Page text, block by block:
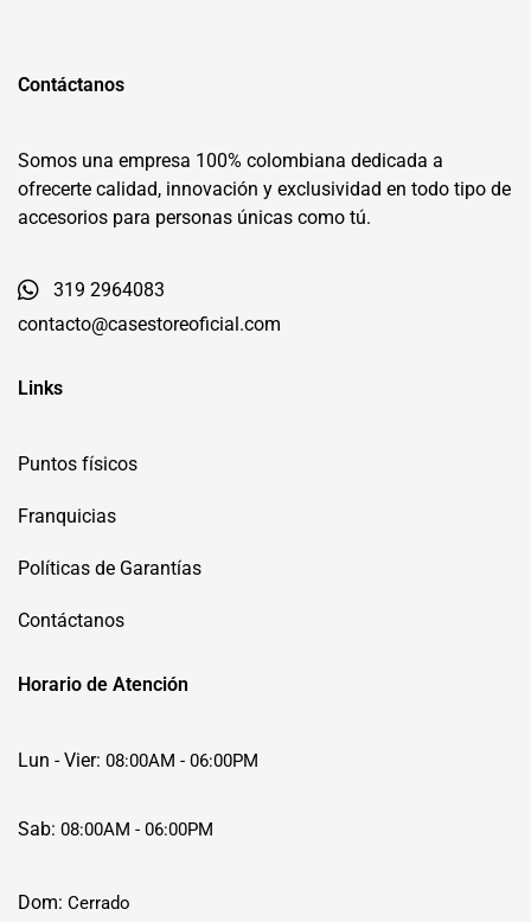
Contáctanos
Somos una empresa 100% colombiana dedicada a
ofrecerte calidad, innovación y exclusividad en todo tipo de
accesorios para personas únicas como tú.
319 2964083
contacto@casestoreoficial.com
Links
Puntos físicos
Franquicias
Políticas de Garantías
Contáctanos
Horario de Atención
Lun - Vier: 08:00AM - 06:00PM
Sab: 08:00AM - 06:00PM
Dom: Cerrado